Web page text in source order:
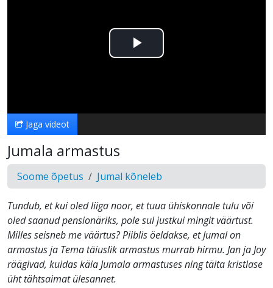
Esita
Jaga videot
Jumala armastus
Soome õpetus Jumal kõneleb
Tundub, et kui oled liiga noor, et tuua ühiskonnale tulu või
oled saanud pensionäriks, pole sul justkui mingit väärtust.
Milles seisneb me väärtus? Piiblis öeldakse, et Jumal on
armastus ja Tema täiuslik armastus murrab hirmu. Jan ja Joy
räägivad, kuidas käia Jumala armastuses ning täita kristlase
üht tähtsaimat ülesannet.